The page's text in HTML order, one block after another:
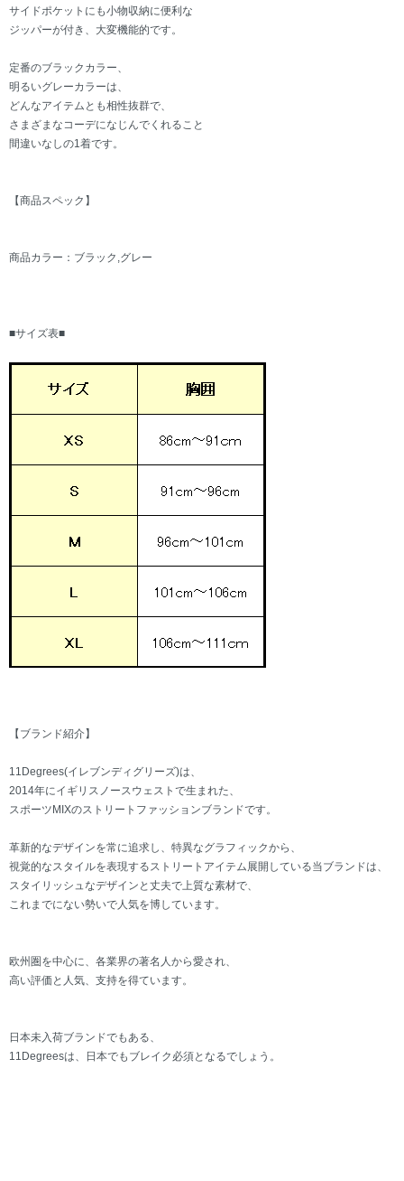
サイドポケットにも小物収納に便利な
ジッパーが付き、大変機能的です。
定番のブラックカラー、
明るいグレーカラーは、
どんなアイテムとも相性抜群で、
さまざまなコーデになじんでくれること
間違いなしの1着です。
【商品スペック】
商品カラー：ブラック,グレー
■サイズ表■
【ブランド紹介】
11Degrees(イレブンディグリーズ)は、
2014年にイギリスノースウェストで生まれた、
スポーツMIXのストリートファッションブランドです。
革新的なデザインを常に追求し、特異なグラフィックから、
視覚的なスタイルを表現するストリートアイテム展開している当ブランドは、
スタイリッシュなデザインと丈夫で上質な素材で、
これまでにない勢いで人気を博しています。
欧州圏を中心に、各業界の著名人から愛され、
高い評価と人気、支持を得ています。
日本未入荷ブランドでもある、
11Degreesは、日本でもブレイク必須となるでしょう。